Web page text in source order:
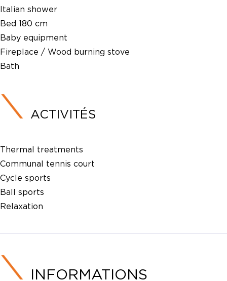
Italian shower
Bed 180 cm
Baby equipment
Fireplace / Wood burning stove
Bath
ACTIVITÉS
Thermal treatments
Communal tennis court
Cycle sports
Ball sports
Relaxation
INFORMATIONS